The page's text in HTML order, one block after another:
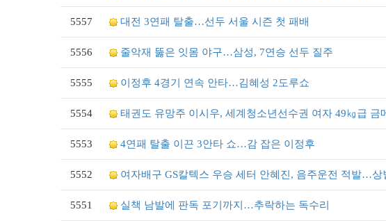
5557 대전 3연패 탈출…선두 서울 시즌 첫 패배
5556 줄악재 뚫은 잇몸 야구…삼성, 7연승 선두 질주
5555 이정후 4경기 연속 안타…김혜성 2도루쇼
5554 태권도 유망주 이시우, 세계청소년선수권 여자 49㎏급 금
5553 4연패 탈출 이끈 3안타 쇼…감 잡은 이정후
5552 여자배구 GS칼텍스 우승 세터 안혜진, 음주운전 적발…상
5551 실책 남발에 판독 포기까지…추락하는 독수리